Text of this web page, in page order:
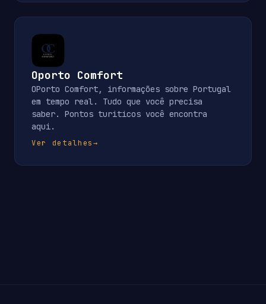
Oporto Comfort
OPorto Comfort, informações sobre Portugal
em tempo real. Tudo que você precisa
saber. Pontos turiticos você encontra
aqui.
Ver detalhes→